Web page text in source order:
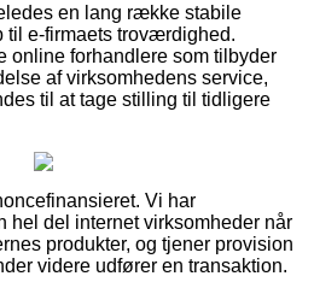
en lang række stabile
til e-firmaets troværdighed.
online forhandlere som tilbyder
af virksomhedens service,
til at tage stilling til tidligere
Vi har
hel del internet virksomheder når
produkter, og tjener provision
videre udfører en transaktion.